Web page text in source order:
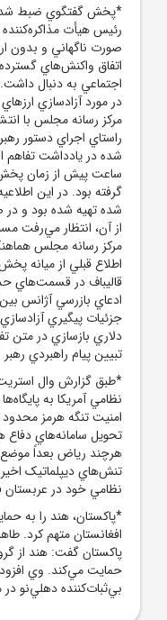
*پخش گفتگوي ضبط‌ شده
رئيس هيأت مذاکره‌کننده
صورت ناگهاني و بدون
اتفاق واکنش‌هاي
اجتماعي به دنبال
در مورد آزادسازي
مرکز رسانه مجلس با
راستاي اجراي دستور
‌شده در يادداشت تفاهم
ساعت پيش از زمان پخش،
گرفته بود. در اين
‌شده تهيه شده بود و
از آن، انتظار مي‌رفت
مرکز رسانه مجلس
اطلاع قبلي از ميانه
قاليباف در قسمت‌هاي
ادعاي بازرسي آژانس
دلاري بازسازي در متن
تبيين پيام راهبردي رهبر انقلاب در 28
*طبق گزارش وال
نظامي آمريکا به
امنيت تنگه هرمز محدود
تحويل سامانه‌هاي دفاع
هرچند رياض بعداً موضع
تنش‌هاي ديپلماتيک
نظامي خود در عربستان
*پاکستان، هند را به
افغانستان متهم کرد.
پاکستان گفت: هند از
حمايت مي‌کند. وي
بي‌ثبات‌کننده دهلي‌نو